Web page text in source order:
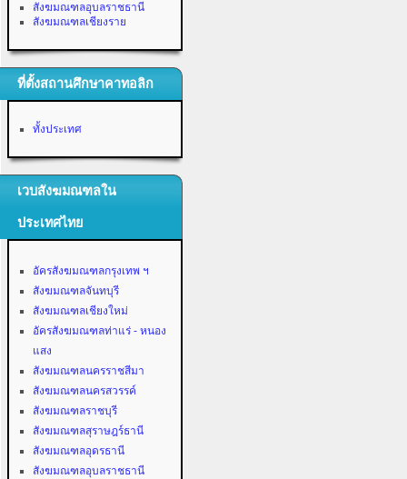
สังฆมณฑลอุบลราชธานี
สังฆมณฑลเชียงราย
ที่ตั้งสถานศึกษาคาทอลิก
ทั้งประเทศ
เวบสังฆมณฑลใน
ประเทศไทย
อัครสังฆมณฑลกรุงเทพ ฯ
สังฆมณฑลจันทบุรี
สังฆมณฑลเชียงใหม่
อัครสังฆมณฑลท่าแร่ - หนอง
แสง
สังฆมณฑลนครราชสีมา
สังฆมณฑลนครสวรรค์
สังฆมณฑลราชบุรี
สังฆมณฑลสุราษฎร์ธานี
สังฆมณฑลอุดรธานี
สังฆมณฑลอุบลราชธานี